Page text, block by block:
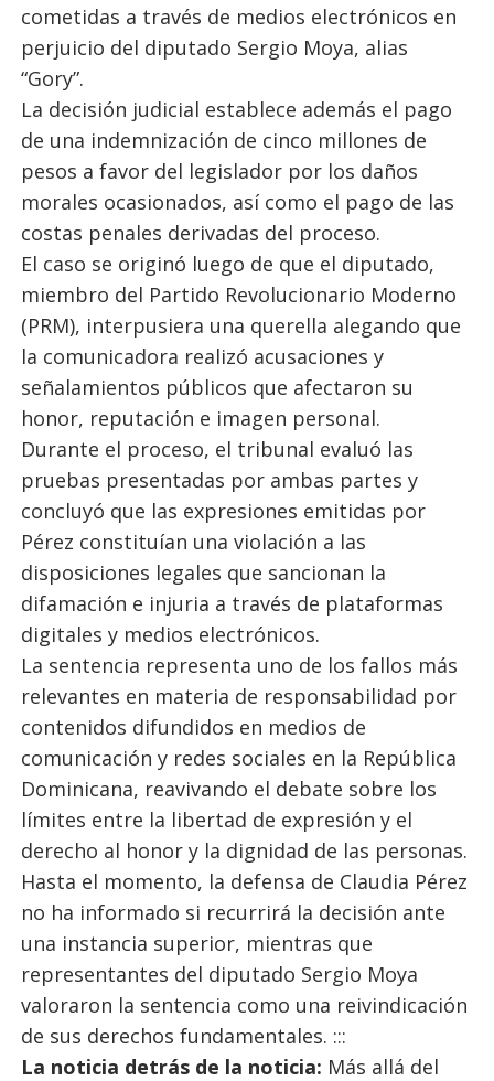
cometidas a través de medios electrónicos en
perjuicio del diputado Sergio Moya, alias
“Gory”.
La decisión judicial establece además el pago
de una indemnización de cinco millones de
pesos a favor del legislador por los daños
morales ocasionados, así como el pago de las
costas penales derivadas del proceso.
El caso se originó luego de que el diputado,
miembro del Partido Revolucionario Moderno
(PRM), interpusiera una querella alegando que
la comunicadora realizó acusaciones y
señalamientos públicos que afectaron su
honor, reputación e imagen personal.
Durante el proceso, el tribunal evaluó las
pruebas presentadas por ambas partes y
concluyó que las expresiones emitidas por
Pérez constituían una violación a las
disposiciones legales que sancionan la
difamación e injuria a través de plataformas
digitales y medios electrónicos.
La sentencia representa uno de los fallos más
relevantes en materia de responsabilidad por
contenidos difundidos en medios de
comunicación y redes sociales en la República
Dominicana, reavivando el debate sobre los
límites entre la libertad de expresión y el
derecho al honor y la dignidad de las personas.
Hasta el momento, la defensa de Claudia Pérez
no ha informado si recurrirá la decisión ante
una instancia superior, mientras que
representantes del diputado Sergio Moya
valoraron la sentencia como una reivindicación
de sus derechos fundamentales. :::
La noticia detrás de la noticia: Más allá del